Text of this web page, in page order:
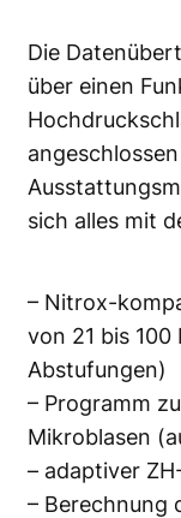
Die
über einen
sich alles mit
– Nitrox-
von 21 bis
Abstufungen)
– Programm
Mikroblasen
– adaptiver
– Berechnung